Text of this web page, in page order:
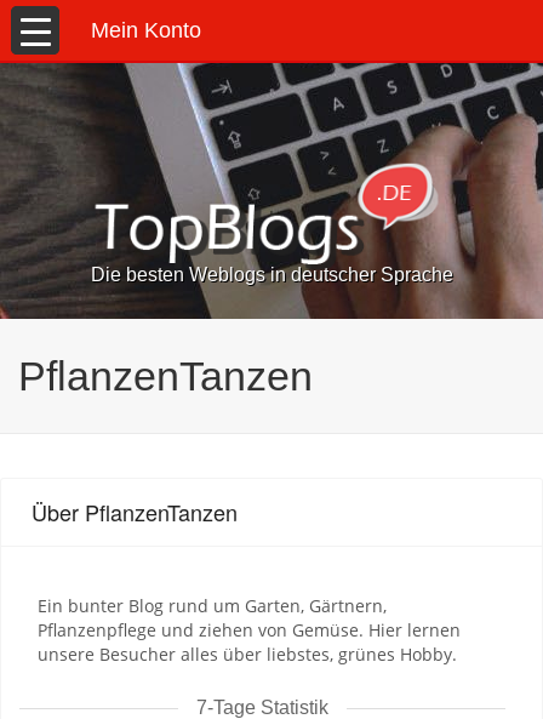
Mein Konto
Die besten Weblogs in deutscher Sprache
PflanzenTanzen
Über PflanzenTanzen
Ein bunter Blog rund um Garten, Gärtnern,
Pflanzenpflege und ziehen von Gemüse. Hier lernen
unsere Besucher alles über liebstes, grünes Hobby.
7-Tage Statistik